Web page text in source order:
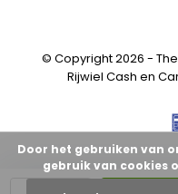
© Copyright 2026 -
Rijwiel Cash en
Door het gebruiken van
gebruik van cookies